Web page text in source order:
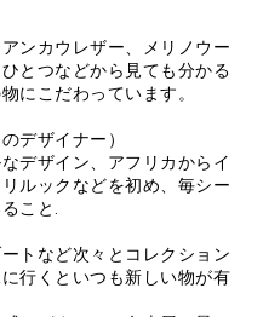
ンカウレザー、メリノウー
とつなどから見ても分かる
にこだわっています。
デザイナー）
デザイン、アフリカからイ
ルックなどを初め、毎シー
こと.
トなど次々とコレクション
行くといつも新しい物が有